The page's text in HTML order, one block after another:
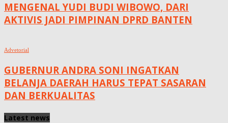
MENGENAL YUDI BUDI WIBOWO, DARI
AKTIVIS JADI PIMPINAN DPRD BANTEN
Advetorial
GUBERNUR ANDRA SONI INGATKAN
BELANJA DAERAH HARUS TEPAT SASARAN
DAN BERKUALITAS
Latest news